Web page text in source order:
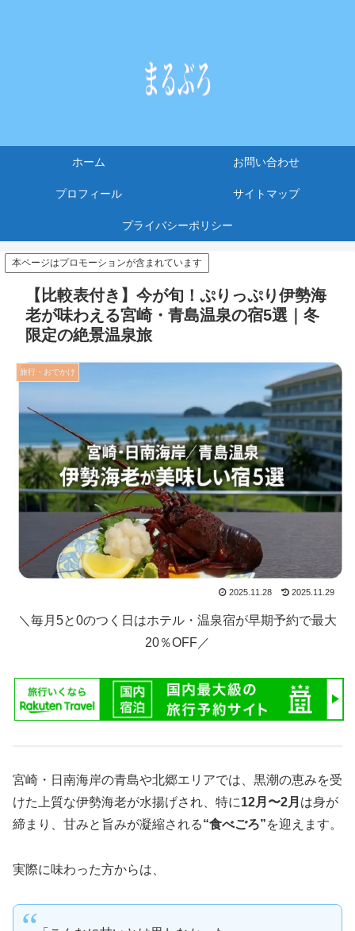
ホーム お問い合わせ
プロフィール サイトマップ
プライバシーポリシー
本ページはプロモーションが含まれています
【比較表付き】今が旬！ぷりっぷり伊勢海
老が味わえる宮崎・青島温泉の宿5選｜冬
限定の絶景温泉旅
旅行・おでかけ
2025.11.28 2025.11.29
＼毎月5と0のつく日はホテル・温泉宿が早期予約で最大
20％OFF／
宮崎・日南海岸の青島や北郷エリアでは、黒潮の恵みを受
けた上質な伊勢海老が水揚げされ、特に12月〜2月 は身が
締まり、甘みと旨みが凝縮される“食べごろ”を迎えます。
実際に味わった方からは、